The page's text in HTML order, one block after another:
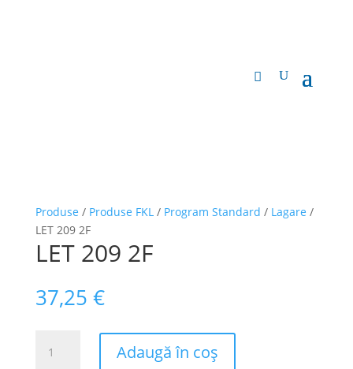
Produse / Produse FKL/ Program Standard / Lagare /
LET 209 2F
LET 209 2F
37,25 €
LET
Adaugă în coș